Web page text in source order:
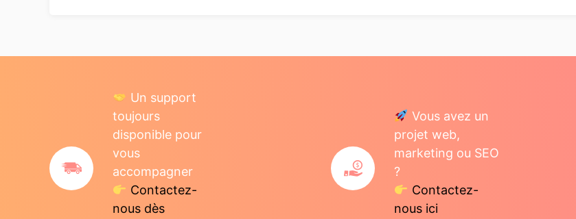
Un support
toujours
disponible pour
vous
accompagner
Contactez-
nous dès
Vous avez un
projet web,
marketing ou SEO
?
Contactez-
nous ici